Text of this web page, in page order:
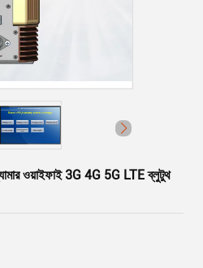
ওয়াইফাই 3G 4G 5G LTE ব্লুটুথ